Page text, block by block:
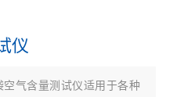
仪
空气含量测试仪适用于各种